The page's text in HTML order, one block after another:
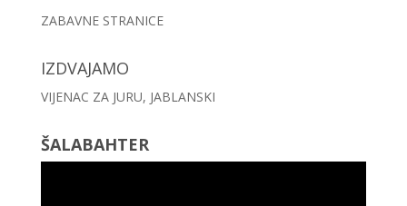
ZABAVNE STRANICE
IZDVAJAMO
VIJENAC ZA JURU, JABLANSKI
ŠALABAHTER